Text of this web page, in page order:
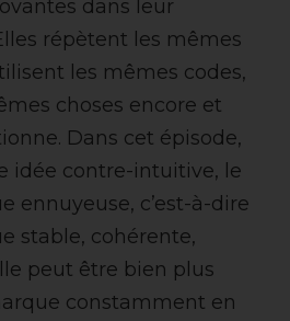
dans leur
répètent les mêmes
les mêmes codes,
choses encore et
Dans cet épisode,
idée contre-intuitive, le
ennuyeuse, c’est-à-dire
stable, cohérente,
peut être bien plus
constamment en